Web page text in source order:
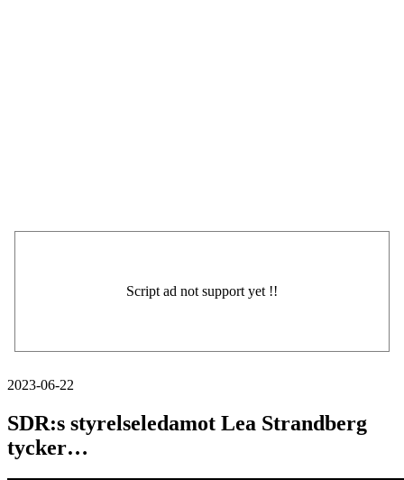
2023-06-22
SDR:s styrelseledamot Lea Strandberg
tycker…